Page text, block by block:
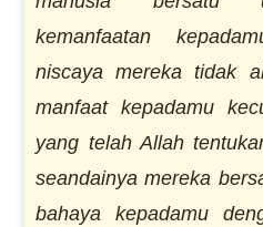
kemanfaatan
niscaya mereka tidak
manfaat kepadamu
yang telah Allah
seandainya mereka
bahaya kepadamu